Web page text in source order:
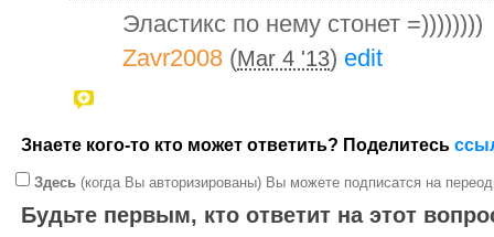
Эластикс по нему стонет =))))))))
Zavr2008 (Mar 4 '13) edit
Знаете кого-то кто может ответить? Поделитесь
Здесь (когда Вы авторизированы) Вы можете подписатся на
Будьте первым, кто ответит на этот